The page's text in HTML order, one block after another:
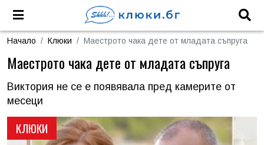
Начало Клюки Маестрото чака дете от младата съпруга
КЛЮКИ
Маестрото чака дете от младата съпруга
Виктория не се е появявала пред камерите от
месеци